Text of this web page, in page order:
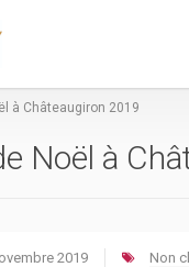
à Châteaugiron 2019
Noël à
2019 Non